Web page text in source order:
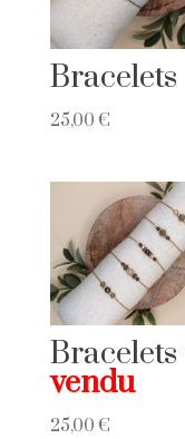
Bracelets
25,00 €
Bracelets
25,00 €